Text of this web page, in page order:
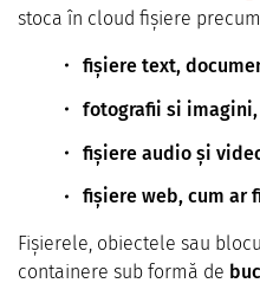
stoca în cloud fișiere
fișiere text,
fotografii si imagini,
fișiere audio și
fișiere web, cum ar
Fișierele, obiectele sau
containere sub formă de